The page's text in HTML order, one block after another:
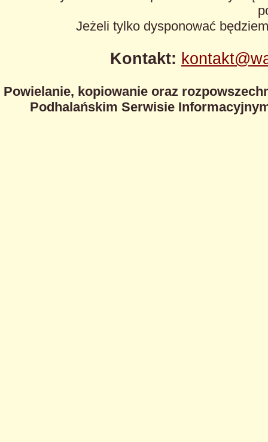
Jeżeli tylko dysponować
Kontakt:
Powielanie, kopiowanie oraz
Podhalańskim Serwisie